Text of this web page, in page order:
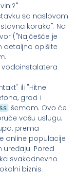
sa naslovom
koraka". Na
("Najčešće je
detaljno opišite
ili "Hitne
grad i
šemom. Ovo će
vašu uslugu.
prema
online populacije
Pored
svakodnevno
biznis.